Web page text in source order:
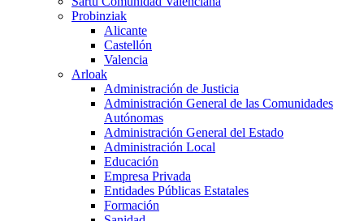
Probinziak
Alicante
Castellón
Valencia
Arloak
Administración de Justicia
Administración General de las Comunidades
Autónomas
Administración General del Estado
Administración Local
Educación
Empresa Privada
Entidades Públicas Estatales
Formación